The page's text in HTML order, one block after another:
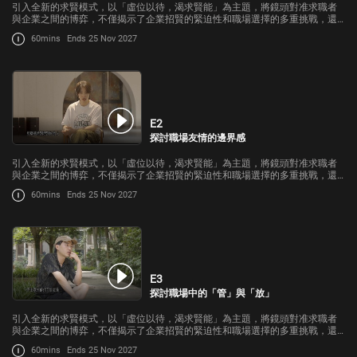
引入全新的求賢模式，以「虛位以待，渴求賢能」為主題，將鏡頭對准求職者
與企業之間的博弈，不僅揭示了企業招賢的緊迫性和職場選擇的多重挑戰，還
將呈現出職場背後不為人知的故事。
60mins Ends 25 Nov 2027
E2
探討職場友情的邊界感
引入全新的求賢模式，以「虛位以待，渴求賢能」為主題，將鏡頭對准求職者
與企業之間的博弈，不僅揭示了企業招賢的緊迫性和職場選擇的多重挑戰，還
將呈現出職場背後不為人知的故事。
60mins Ends 25 Nov 2027
E3
探討職場中的「管」與「放」
引入全新的求賢模式，以「虛位以待，渴求賢能」為主題，將鏡頭對准求職者
與企業之間的博弈，不僅揭示了企業招賢的緊迫性和職場選擇的多重挑戰，還
將呈現出職場背後不為人知的故事。
60mins Ends 25 Nov 2027